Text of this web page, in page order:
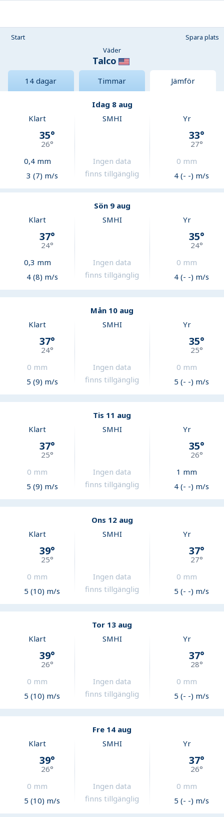
Start
Spara plats
Väder
Talco
14 dagar Timmar Jämför
Idag 8 aug
Klart
35°
26°
0,4mm
3 (7) m/s
SMHI
Ingen data
finns tillgänglig
Yr
33°
27°
0 mm
4 (- -) m/s
Sön 9 aug
Klart
37°
24°
0,3 mm
4 (8) m/s
SMHI
Ingen data
finns tillgänglig
Yr
35°
24°
0 mm
4 (- -) m/s
Mån 10 aug
Klart
37°
24°
0 mm
5 (9) m/s
SMHI
Ingen data
finns tillgänglig
Yr
35°
25°
0 mm
5 (- -) m/s
Tis 11 aug
Klart
37°
25°
0 mm
5 (9) m/s
SMHI
Ingen data
finns tillgänglig
Yr
35°
26°
1 mm
4 (- -) m/s
Ons 12 aug
Klart
39°
25°
0 mm
5 (10) m/s
SMHI
Ingen data
finns tillgänglig
Yr
37°
27°
0 mm
5 (- -) m/s
Tor 13 aug
Klart
39°
26°
0 mm
5 (10) m/s
SMHI
Ingen data
finns tillgänglig
Yr
37°
28°
0 mm
5 (- -) m/s
Fre 14 aug
Klart
39°
26°
0 mm
5 (10) m/s
SMHI
Ingen data
finns tillgänglig
Yr
37°
26°
0 mm
5 (- -) m/s